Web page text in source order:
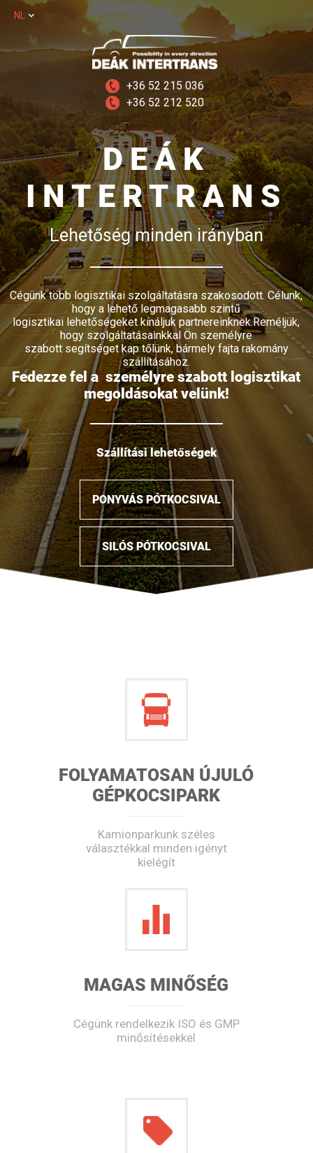
+36 52 215 036
+36 52 212 520
NL
DEÁK
INTERTRANS
Lehetőség minden irányban
Cégünk több logisztikai szolgáltatásra szakosodott. Célunk,
hogy a lehető legmagasabb szintű
logisztikai lehetőségeket kínáljuk partnereinknek.Reméljük,
hogy szolgáltatásainkkal Ön személyre
szabott segítséget kap tőlünk, bármely fajta rakomány
szállításához.
Fedezze fel a személyre szabott logisztikat
megoldásokat velünk!
Szállítási lehetőségek
PONYVÁS PÓTKOCSIVAL
SILÓS PÓTKOCSIVAL
FOLYAMATOSAN ÚJULÓ
GÉPKOCSIPARK
Kamionparkunk széles
választékkal minden igényt
kielégít
MAGAS MINŐSÉG
Cégünk rendelkezik ISO és GMP
minősítésekkel